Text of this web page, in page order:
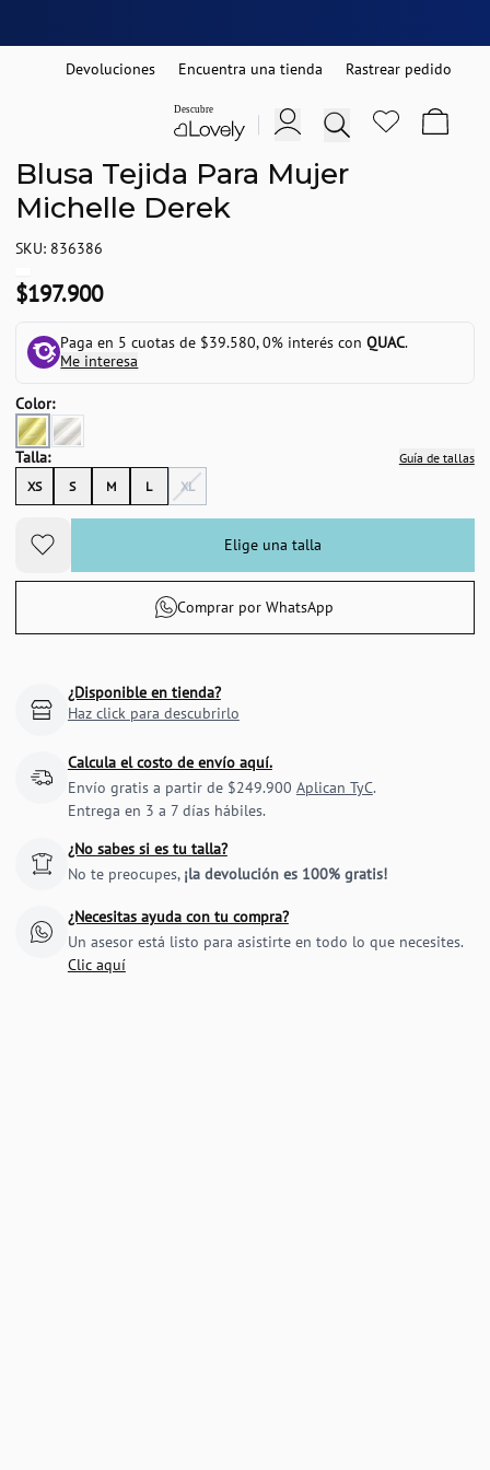
Devoluciones Encuentra una tienda Rastrear pedido
Blusa Tejida Para Mujer
Michelle Derek
SKU: 836386
$197.900
Paga en 5 cuotas de $39.580, 0% interés conQUAC.
Me interesa
Color:
Talla:
Guía de tallas
XS
S M L XL
Elige una talla
Comprar por WhatsApp
¿Disponible en tienda?
Haz click para descubrirlo
Calcula el costo de envío aquí.
Envío gratis a partir de $249.900 Aplican TyC.
Entrega en 3 a 7 días hábiles.
¿No sabes si es tu talla?
No te preocupes, ¡la devolución es 100% gratis!
¿Necesitas ayuda con tu compra?
Un asesor está listo para asistirte en todo lo que necesites.
Clic aquí